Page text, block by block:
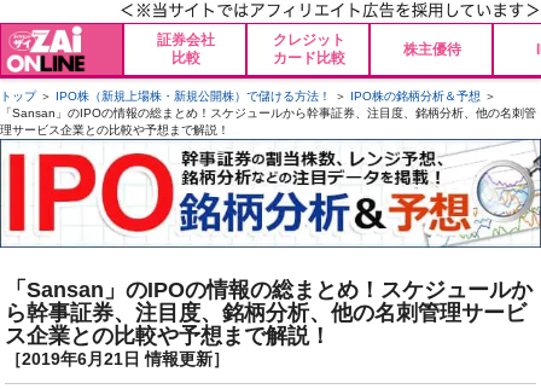
証券会社
比較
クレジット
カード比較
株主優待
トップ＞ IPO株（新規上場株・新規公開株）で儲ける方法！ ＞ IPO株の銘柄分析＆予想 ＞
「Sansan」のIPOの情報の総まとめ！スケジュールから幹事証券、注目度、銘柄分析、他の名刺管
理サービス企業との比較や予想まで解説！
「Sansan」のIPOの情報の総まとめ！スケジュールか
ら幹事証券、注目度、銘柄分析、他の名刺管理サービ
ス企業との比較や予想まで解説！
［2019年6月21日 情報更新］